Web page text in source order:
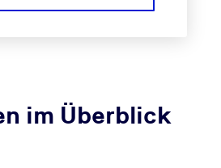
im Überblick